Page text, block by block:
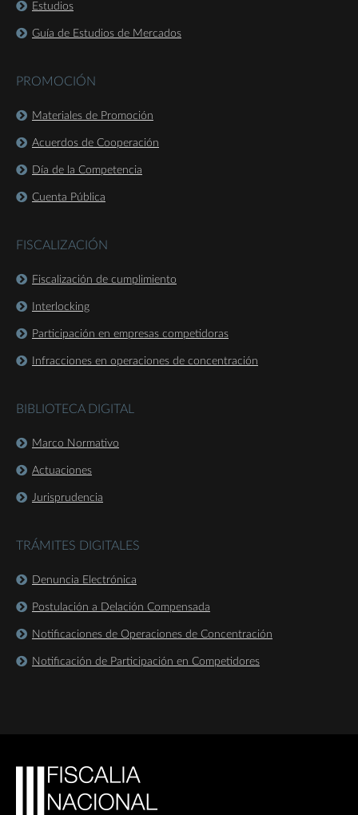
Estudios
Guía de Estudios de Mercados
PROMOCIÓN
Materiales de Promoción
Acuerdos de Cooperación
Día de la Competencia
Cuenta Pública
FISCALIZACIÓN
Fiscalización de cumplimiento
Interlocking
Participación en empresas competidoras
Infracciones en operaciones de concentración
BIBLIOTECA DIGITAL
Marco Normativo
Actuaciones
Jurisprudencia
TRÁMITES DIGITALES
Denuncia Electrónica
Postulación a Delación Compensada
Notificaciones de Operaciones de Concentración
Notificación de Participación en Competidores